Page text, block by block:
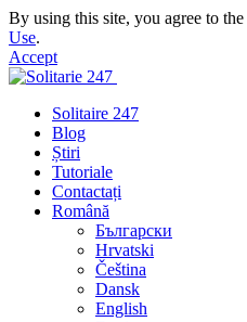
By using this site, you agree to the
Use.
Accept
Solitaire 247
Blog
Știri
Tutoriale
Contactați
Română
Български
Hrvatski
Čeština
Dansk
English